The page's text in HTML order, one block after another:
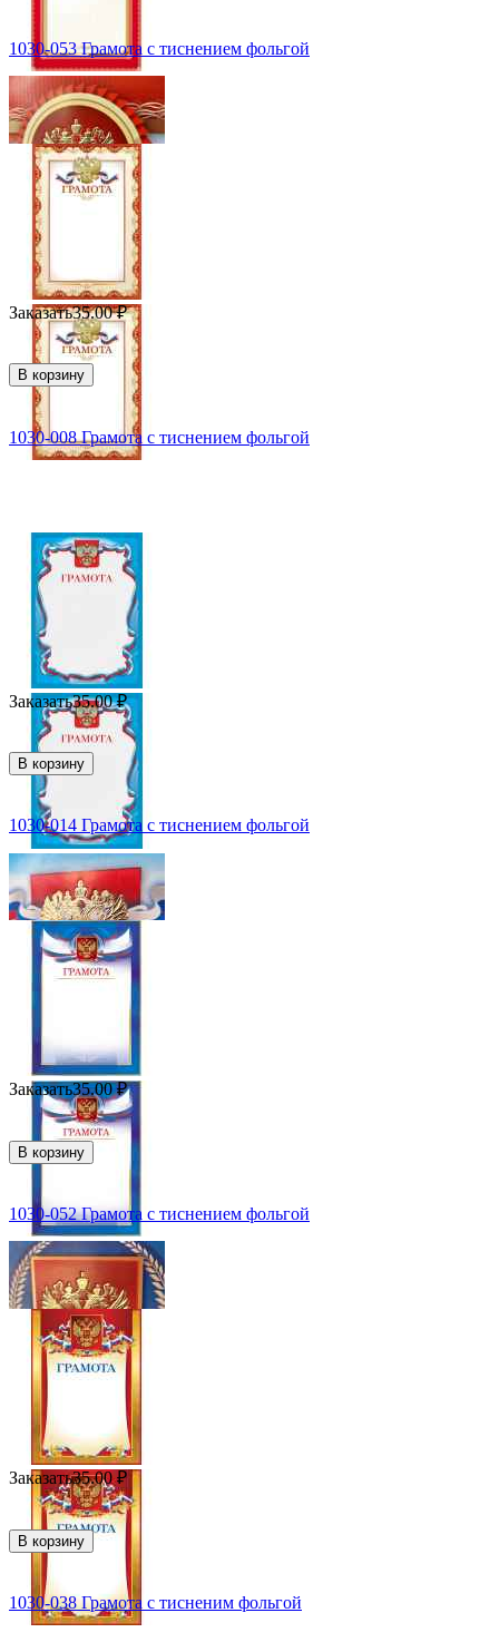
1030-053 Грамота с тиснением фольгой
Заказать35.00 ₽
В корзину
1030-008 Грамота с тиснением фольгой
Заказать35.00 ₽
В корзину
1030-014 Грамота с тиснением фольгой
Заказать35.00 ₽
В корзину
1030-052 Грамота с тиснением фольгой
Заказать35.00 ₽
В корзину
1030-038 Грамота с тисненим фольгой